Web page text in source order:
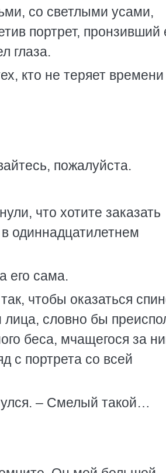
со светлыми усами,
портрет, пронзивший
глаза.
кто не теряет
пожалуйста.
что хотите заказать
одиннадцатилетнем
его сама.
чтобы оказаться
словно бы
беса, мчащегося за
с портрета со всей
– Смелый такой…